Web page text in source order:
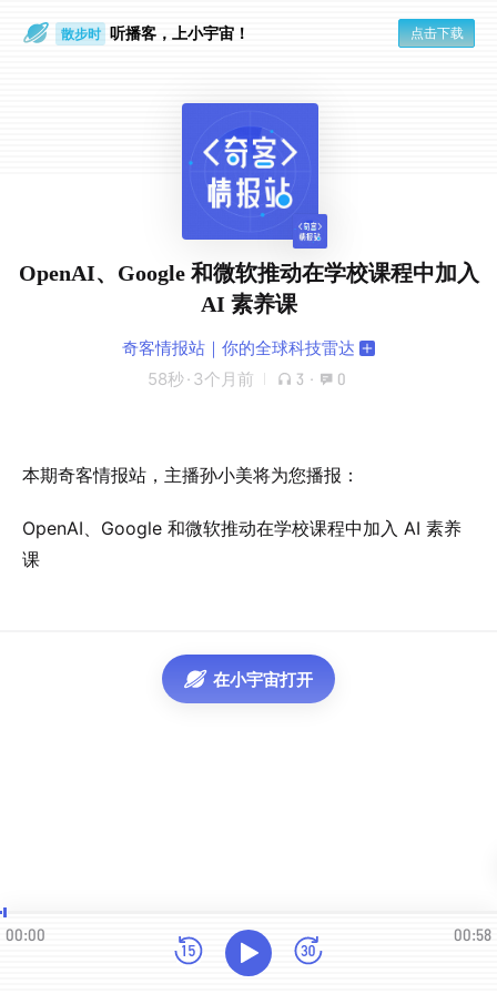
散步时 听播客，上小宇宙！ 点击下载
OpenAI、Google 和微软推动在学校课程中加入
AI 素养课
奇客情报站｜你的全球科技雷达
58秒· 3个月前 3 · 0
本期奇客情报站，主播孙小美将为您播报：
OpenAI、Google 和微软推动在学校课程中加入 AI 素养
课
在小宇宙打开
00:00 00:58